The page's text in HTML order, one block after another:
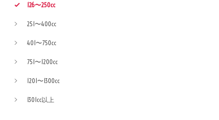
126〜250cc
251〜400cc
401〜750cc
751〜1200cc
1201〜1300cc
1301cc以上